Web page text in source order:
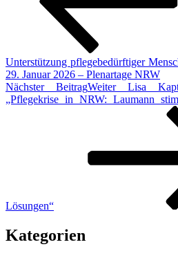
Unterstützung pflegebedürftiger
29. Januar 2026 – Plenartage NRW
Nächster BeitragWeiter
Lisa
„Pflegekrise in NRW: Laumann
Lösungen“
Kategorien